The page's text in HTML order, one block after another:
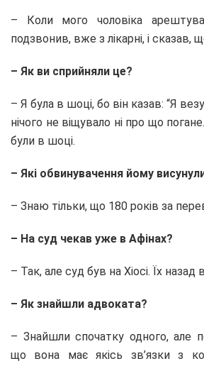
– Коли мого чоловіка
подзвонив, вже з лікарні, і сказав,
– Як ви сприйняли це?
– Я була в шоці, бо він казав: “Я везу
нічого не віщувало ні про що
були в шоці.
– Які обвинувачення йому
– Знаю тільки, що 180 років за
– На суд чекав уже в Афінах?
– Так, але суд був на Хіосі. Їх назад
– Як знайшли адвоката?
– Знайшли спочатку одного, але
що вона має якісь зв’язки з